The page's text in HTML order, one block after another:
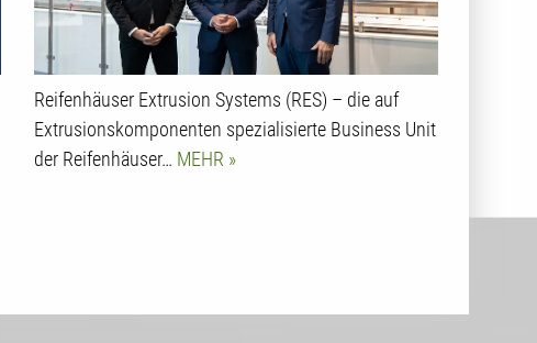
Reifenhäuser Extrusion Systems (RES) – die auf
Extrusionskomponenten spezialisierte Business Unit
der Reifenhäuser… MEHR